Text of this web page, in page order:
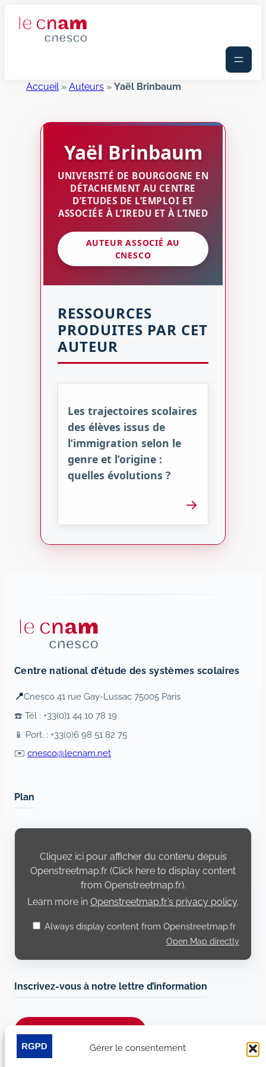
Gérer le consentement
Accueil» Auteurs» Yaël Brinbaum
Yaël Brinbaum
UNIVERSITÉ DE BOURGOGNE EN
DÉTACHEMENT AU CENTRE
D’ETUDES DE L’EMPLOI ET
ASSOCIÉE À L’IREDU ET À L’INED
AUTEUR ASSOCIÉ AU
CNESCO
RESSOURCES
PRODUITES PAR CET
AUTEUR
Les trajectoires scolaires
des élèves issus de
l’immigration selon le
genre et l’origine :
quelles évolutions ?
→
Centre national d’étude des systèmes scolaires
📍Cnesco 41 rue Gay-Lussac 75005 Paris
☎️ Tél : +33(0)1 44 10 78 19
📱 Port. : +33(0)6 98 51 82 75
✉️ cnesco@lecnam.net
Plan
Display
Openstreetmap.fr
Cliquez ici pour afficher du contenu depuis
Openstreetmap.fr (Click here to display content
from Openstreetmap.fr).
Learn more in Openstreetmap.fr’s privacy policy.
Always display content from Openstreetmap.fr
Open Map directly
Inscrivez-vous à notre lettre d’information